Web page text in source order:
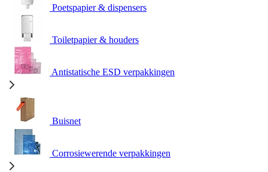
Poetspapier & dispensers
Toiletpapier & houders
Antistatische ESD verpakkingen
Buisnet
Corrosiewerende verpakkingen